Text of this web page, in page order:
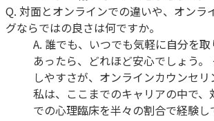
Q. 対面とオンラインでの違いや、オンラ
グならではの良さは何ですか。
A. 誰でも、いつでも気軽に自分を
あったら、どれほど安心でしょう。
しやすさが、オンラインカウンセリ
私は、ここまでのキャリアの中で、
での心理臨床を半々の割合で経験し